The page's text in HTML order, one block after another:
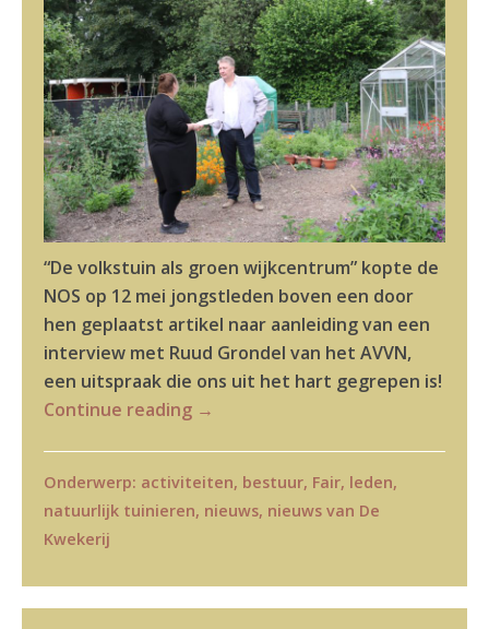
“De volkstuin als groen wijkcentrum” kopte de
NOS op 12 mei jongstleden boven een door
hen geplaatst artikel naar aanleiding van een
interview met Ruud Grondel van het AVVN,
een uitspraak die ons uit het hart gegrepen is!
Continue reading →
Onderwerp: activiteiten, bestuur, Fair, leden,
natuurlijk tuinieren, nieuws, nieuws van De
Kwekerij